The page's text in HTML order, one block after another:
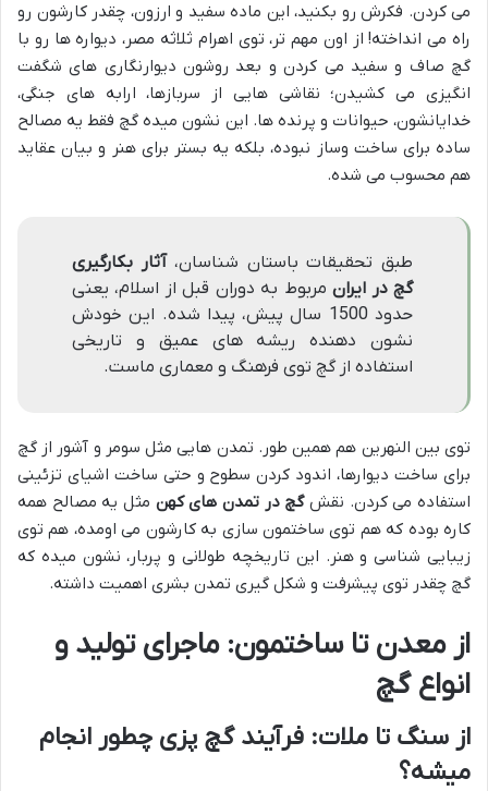
می کردن. فکرش رو بکنید، این ماده سفید و ارزون، چقدر کارشون رو
راه می انداخته! از اون مهم تر، توی اهرام ثلاثه مصر، دیواره ها رو با
گچ صاف و سفید می کردن و بعد روشون دیوارنگاری های شگفت
انگیزی می کشیدن؛ نقاشی هایی از سربازها، ارابه های جنگی،
خدایانشون، حیوانات و پرنده ها. این نشون میده گچ فقط یه مصالح
ساده برای ساخت وساز نبوده، بلکه یه بستر برای هنر و بیان عقاید
هم محسوب می شده.
طبق تحقیقات باستان شناسان،آثار بکارگیری
گچ در ایرانمربوط به دوران قبل از اسلام، یعنی
حدود 1500 سال پیش، پیدا شده. این خودش
نشون دهنده ریشه های عمیق و تاریخی
استفاده از گچ توی فرهنگ و معماری ماست.
توی بین النهرین هم همین طور. تمدن هایی مثل سومر و آشور از گچ
برای ساخت دیوارها، اندود کردن سطوح و حتی ساخت اشیای تزئینی
استفاده می کردن. نقشگچ در تمدن های کهن مثل یه مصالح همه
کاره بوده که هم توی ساختمون سازی به کارشون می اومده، هم توی
زیبایی شناسی و هنر. این تاریخچه طولانی و پربار، نشون میده که
گچ چقدر توی پیشرفت و شکل گیری تمدن بشری اهمیت داشته.
از معدن تا ساختمون: ماجرای تولید و
انواع گچ
از سنگ تا ملات: فرآیند گچ پزی چطور انجام
میشه؟